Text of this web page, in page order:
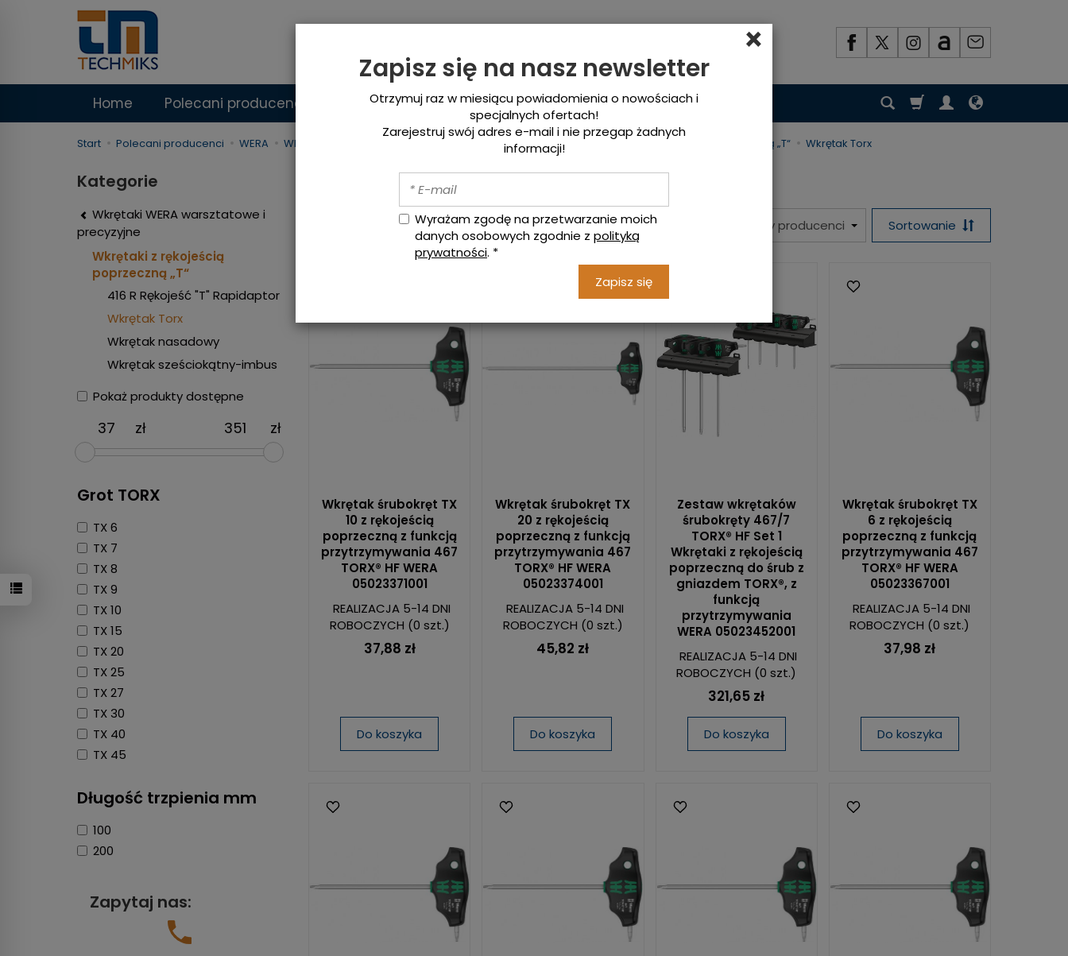
×
Zapisz się na nasz newsletter
Otrzymuj raz w miesiącu powiadomienia o nowościach i
specjalnych ofertach!
Zarejestruj swój adres e-mail i nie przegap żadnych
informacji!
Wyrażam zgodę na przetwarzanie moich
danych osobowych zgodnie z polityką
prywatności. *
Zapisz się
Home Polecani producenci Narzędzia Ręczne Pomiarowe Skrawające
Start Polecani producenci WERA Wkrętaki Wera Wkrętaki WERA warsztatowe i precyzyjne Wkrętaki z rękojeścią poprzeczną „T“ Wkrętak Torx
Wkrętak Torx
Sortowanie
Wkrętak śrubokręt TX
10 z rękojeścią
poprzeczną z funkcją
przytrzymywania 467
TORX® HF WERA
05023371001
REALIZACJA 5-14 DNI
ROBOCZYCH (0 szt.)
37,88 zł
Do koszyka
Wkrętak śrubokręt TX
20 z rękojeścią
poprzeczną z funkcją
przytrzymywania 467
TORX® HF WERA
05023374001
REALIZACJA 5-14 DNI
ROBOCZYCH (0 szt.)
45,82 zł
Do koszyka
Zestaw wkrętaków
śrubokręty 467/7
TORX® HF Set 1
Wkrętaki z rękojeścią
poprzeczną do śrub z
gniazdem TORX®, z
funkcją
przytrzymywania
WERA 05023452001
REALIZACJA 5-14 DNI
ROBOCZYCH (0 szt.)
321,65 zł
Do koszyka
Wkrętak śrubokręt TX
6 z rękojeścią
poprzeczną z funkcją
przytrzymywania 467
TORX® HF WERA
05023367001
REALIZACJA 5-14 DNI
ROBOCZYCH (0 szt.)
37,98 zł
Do koszyka
Kategorie
Wkrętaki WERA warsztatowe i
precyzyjne
Wkrętaki z rękojeścią
poprzeczną „T“
416 R Rękojeść "T" Rapidaptor
Wkrętak Torx
Wkrętak nasadowy
Wkrętak sześciokątny-imbus
Pokaż produkty dostępne
zł zł
Grot TORX
TX 6
TX 7
TX 8
TX 9
TX 10
TX 15
TX 20
TX 25
TX 27
TX 30
TX 40
TX 45
Długość trzpienia mm
100
200
Zapytaj nas: